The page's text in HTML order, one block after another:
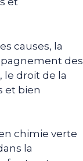
causes, la
des
le droit de la
et bien
chimie verte
la